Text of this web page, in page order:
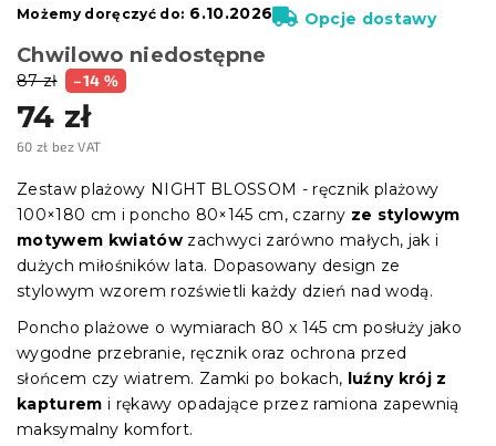
87 zł –14 %
74 zł
60 zł bez VAT
jednostkowa:
Chwilowo niedostępne
Możemy doręczyć do: 6.10.2026 Opcje dostawy
Zestaw plażowy NIGHT BLOSSOM - ręcznik plażowy
100×180 cm i poncho 80×145 cm, czarny ze stylowym
motywem kwiatów zachwyci zarówno małych, jak i
dużych miłośników lata. Dopasowany design ze
stylowym wzorem rozświetli każdy dzień nad wodą.
Poncho plażowe o wymiarach 80 x 145 cm posłuży jako
wygodne przebranie, ręcznik oraz ochrona przed
słońcem czy wiatrem. Zamki po bokach, luźny krój z
kapturem i rękawy opadające przez ramiona zapewnią
maksymalny komfort.